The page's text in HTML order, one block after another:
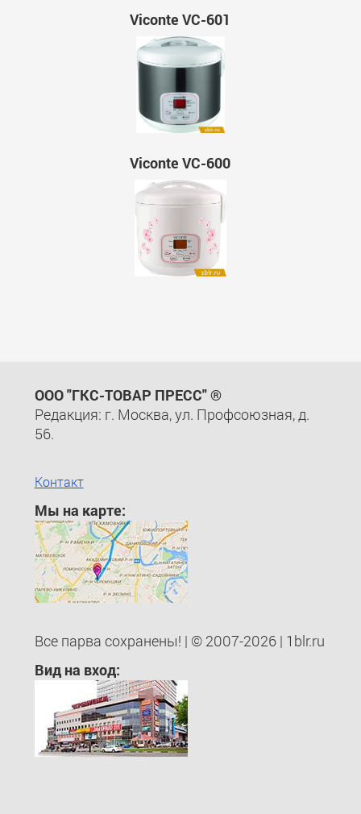
Viconte VC-601
Viconte VC-600
ООО "ГКС-ТОВАР ПРЕСС" ®
Редакция: г. Москва, ул. Профсоюзная, д.
56.
Контакт
Мы на карте:
Все парва сохранены! | © 2007-2026 | 1blr.ru
Вид на вход: